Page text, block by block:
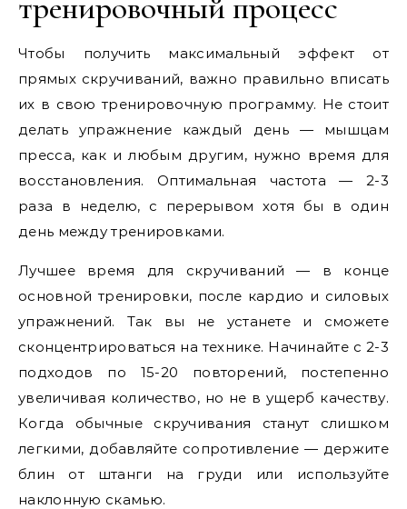
Чтобы получить максимальный эффект от
прямых скручиваний, важно правильно вписать
их в свою тренировочную программу. Не стоит
делать упражнение каждый день — мышцам
пресса, как и любым другим, нужно время для
восстановления. Оптимальная частота — 2-3
раза в неделю, с перерывом хотя бы в один
день между тренировками.
Лучшее время для скручиваний — в конце
основной тренировки, после кардио и силовых
упражнений. Так вы не устанете и сможете
сконцентрироваться на технике. Начинайте с 2-3
подходов по 15-20 повторений, постепенно
увеличивая количество, но не в ущерб качеству.
Когда обычные скручивания станут слишком
легкими, добавляйте сопротивление — держите
блин от штанги на груди или используйте
наклонную скамью.